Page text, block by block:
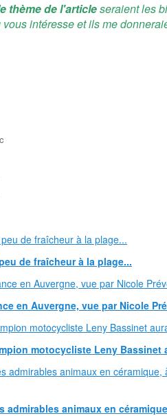
thème de l'articleseraient les
intéresse et ils me
de fraîcheur à la plage...
en Auvergne, vue par Nicole
motocycliste Leny Bassinet
admirables animaux en